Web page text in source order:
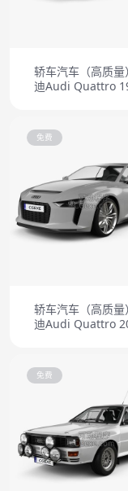
轿车汽车（高质量
迪Audi Quattro
免费
轿车汽车（高质量
迪Audi Quattro
免费